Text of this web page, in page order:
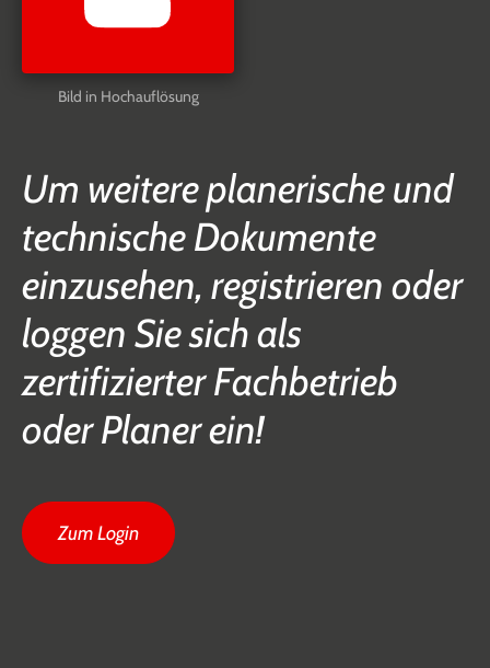
Bild in Hochauflösung
Um weitere planerische und
technische Dokumente
einzusehen, registrieren oder
loggen Sie sich als
zertifizierter Fachbetrieb
oder Planer ein!
Zum Login